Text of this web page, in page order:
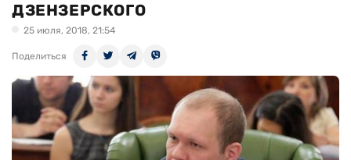
ДЗЕНЗЕРСКОГО
25 июля, 2018, 21:54
Поделиться